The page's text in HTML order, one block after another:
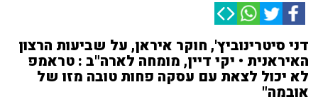
דני סיטרינוביץ', חוקר איראן, על שביעות הרצון
האיראנית • יקי דיין, מומחה לארה"ב : טראמפ
לא יכול לצאת עם עסקה פחות טובה מזו של
אובמה"